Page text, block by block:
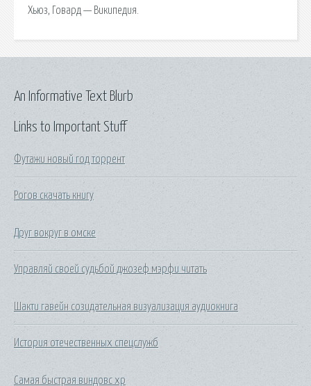
Хьюз, Говард — Википедия.
Links to Important Stuff
Футажи новый год торрент
Рогов скачать книгу
Друг вокруг в омске
Управляй своей судьбой джозеф мэрфи читать
Шакти гавейн созидательная визуализация аудиокнига
История отечественных спецслужб
Самая быстрая виндовс хр
An Informative Text Blurb